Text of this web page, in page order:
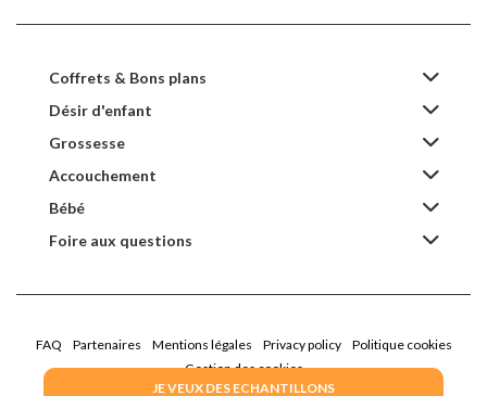
JE VEUX DES ECHANTILLONS
Coffrets & Bons plans
Désir d'enfant
Grossesse
Accouchement
Bébé
Foire aux questions
FAQ Partenaires Mentions légales Privacy policy
Politique cookies
Gestion des cookies